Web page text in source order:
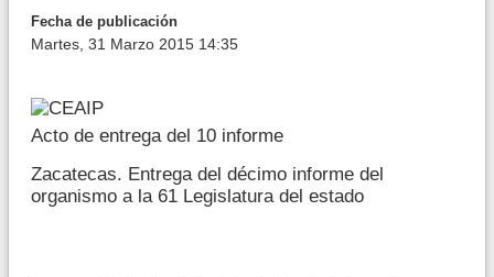
Fecha de publicación
Martes, 31 Marzo 2015 14:35
Acto de entrega del 10 informe
Zacatecas. Entrega del décimo informe del
organismo a la 61 Legislatura del estado